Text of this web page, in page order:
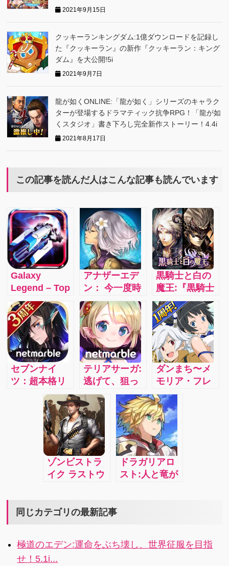
2021年9月15日
クッキーランキングダム:1億ダウンロードを記録し
た『クッキーラン』の新作『クッキーラン：キング
ダム』を大公開!5i
2021年9月7日
龍が如くONLINE:「龍が如く」シリーズのキャラク
ターが登場するドラマティック抗争RPG！「龍が如
くスタジオ」書き下ろし完全新作ストーリー！4.4i
2021年8月17日
この記事を読んだ人はこんな記事も読んでいます
Galaxy
Legend – Top
1 Strategy
Space War
Game
アナザーエデ
ン： 今一度時
空を超えて冒
険の旅に出よ
う！4.1i
黒騎士と白の
魔王:『黒騎士
と白の魔王』
は、迫力のバ
トルをはじ
め、数々のや
りこみ要素を
擁したゲーム
システムを搭
載!戦闘は最大
4人マルチプレ
イで展開され
るコマンド選
択式のリアル
タイムバトル!
4.4i
セブンナイ
ツ：超本格リ
アルタイムタ
ーン制バトル
RPG！魅力的
なキャラクタ
ー達のド派手
なスキル！強
力な技で勝利
を掴み取れ！
テリアサーガ:
逃げて、狙っ
て、大逆転を
狙え！爽快感
抜群のキャラ
コンRPGがつ
いに登場！4.3i
ダンまち〜メ
モリア・フレ
ーゼ〜:原作シ
リーズ累計900
万部を突破し
たあの”ダンま
ち”が初の本格
スマホゲーム
として登場！
4.1i
ゾンビストラ
イク ラストウ
ンビの攻撃を
ンビを改造、
最強の軍隊を
ドラガリアロ
スト:人と竜が
同じカテゴリの最新記事
極道のエデン:運命をぶち壊し、世界征服を目指
せ！5.1i...